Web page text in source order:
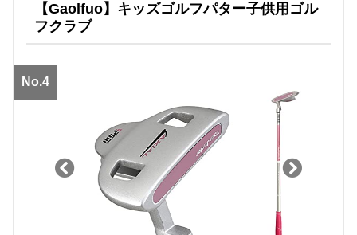
【Gaolfuo】キッズゴルフパター子供用ゴル
フクラブ
No.4